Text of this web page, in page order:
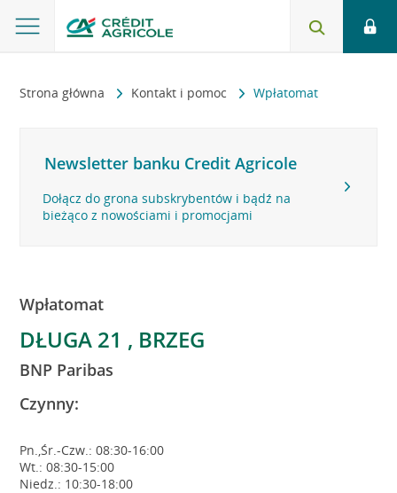
Strona główna Kontakt i pomoc Wpłatomat
Newsletter banku Credit Agricole
Dołącz do grona subskrybentów i bądź na
bieżąco z nowościami i promocjami
Wpłatomat
DŁUGA 21 , BRZEG
BNP Paribas
Czynny:
Pn.,Śr.-Czw.: 08:30-16:00
Wt.: 08:30-15:00
Niedz.: 10:30-18:00